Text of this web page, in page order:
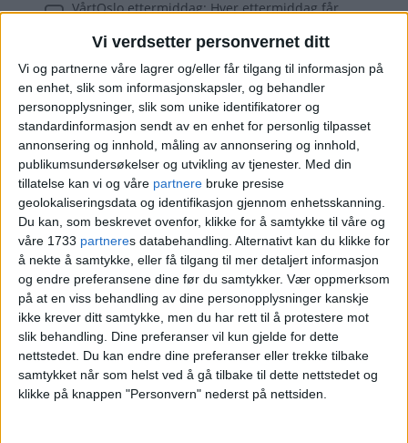
Vi verdsetter personvernet ditt
Vi og partnerne våre lagrer og/eller får tilgang til informasjon på
en enhet, slik som informasjonskapsler, og behandler
personopplysninger, slik som unike identifikatorer og
standardinformasjon sendt av en enhet for personlig tilpasset
annonsering og innhold, måling av annonsering og innhold,
publikumsundersøkelser og utvikling av tjenester. Med din
tillatelse kan vi og våre partnere bruke presise
geolokaliseringsdata og identifikasjon gjennom enhetsskanning.
Du kan, som beskrevet ovenfor, klikke for å samtykke til våre og
våre 1733 partneres databehandling. Alternativt kan du klikke for
å nekte å samtykke, eller få tilgang til mer detaljert informasjon
og endre preferansene dine før du samtykker. Vær oppmerksom
på at en viss behandling av dine personopplysninger kanskje
ikke krever ditt samtykke, men du har rett til å protestere mot
slik behandling. Dine preferanser vil kun gjelde for dette
nettstedet. Du kan endre dine preferanser eller trekke tilbake
samtykket når som helst ved å gå tilbake til dette nettstedet og
klikke på knappen "Personvern" nederst på nettsiden.